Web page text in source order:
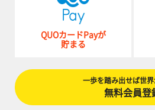
QUOカードPayが
貯まる
一歩を踏み出せば世界
無料会員登